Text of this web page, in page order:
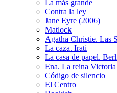
La más grande
Contra la ley
Jane Eyre (2006)
Matlock
Agatha Christie. Las
La caza. Irati
La casa de papel.
Ena. La reina
Código de silencio
El Centro